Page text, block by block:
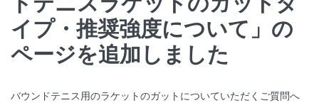
イプ・推奨強度について」の
ページを追加しました
バウンドテニス用のラケットのガットについていただくご質問へ